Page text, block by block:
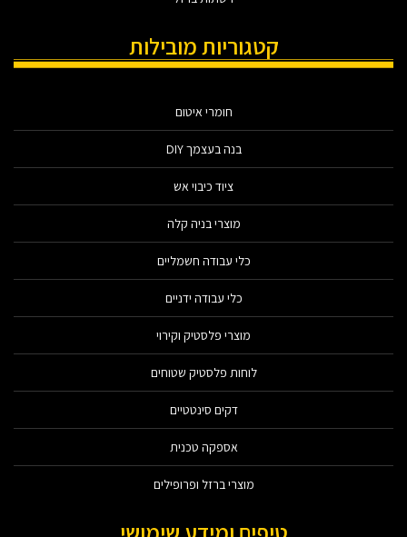
קטגוריות מובילות
חומרי איטום
בנה בעצמך DIY
ציוד כיבוי אש
מוצרי בניה קלה
כלי עבודה חשמליים
כלי עבודה ידניים
מוצרי פלסטיק וקירוי
לוחות פלסטיק שטוחים
דקים סינטטיים
אספקה טכנית
מוצרי ברזל ופרופילים